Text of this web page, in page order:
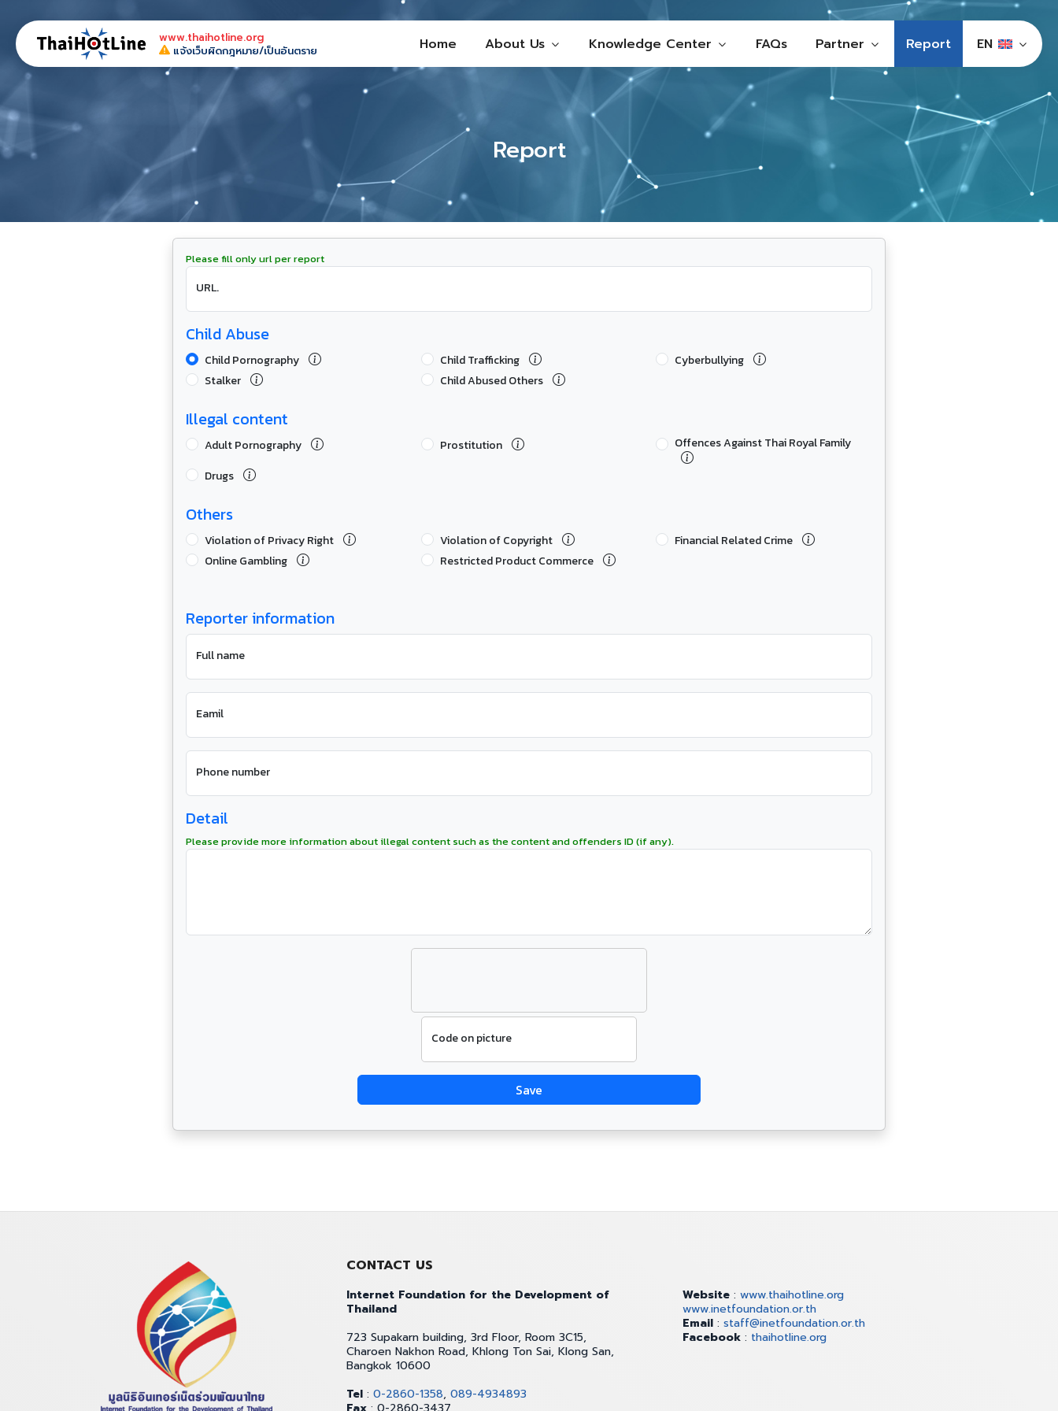
www.thaihotline.org
แจ้งเว็บผิดกฎหมาย/เป็นอันตราย
Home About Us Knowledge Center FAQs Partner Report
Report
CONTACT US
Internet Foundation for the Development of
Thailand
723 Supakarn building, 3rd Floor, Room 3C15,
Charoen Nakhon Road, Khlong Ton Sai, Klong San,
Bangkok 10600
Tel : 0-2860-1358, 089-4934893
Website: www.thaihotline.org
www.inetfoundation.or.th
Email: staff@inetfoundation.or.th
Facebook: thaihotline.org